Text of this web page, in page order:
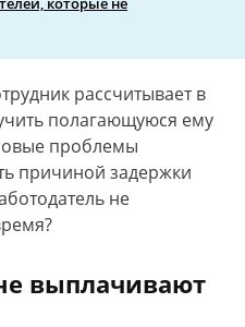
рассчитывает в
полагающуюся ему
проблемы
причиной задержки
не
выплачивают